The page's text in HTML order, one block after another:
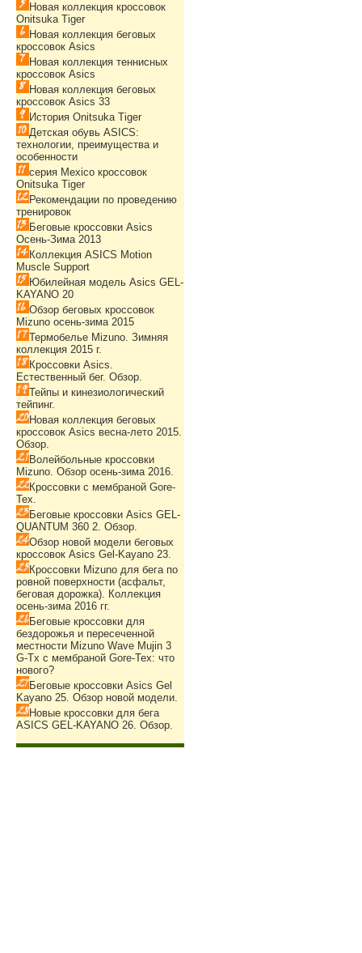
Новая коллекция кроссовок
Onitsuka Tiger
Новая коллекция беговых
кроссовок Asics
Новая коллекция теннисных
кроссовок Asics
Новая коллекция беговых
кроссовок Asics 33
История Onitsuka Tiger
Детская обувь ASICS:
технологии, преимущества и
особенности
серия Mexico кроссовок
Onitsuka Tiger
Рекомендации по проведению
тренировок
Беговые кроссовки Asics
Осень-Зима 2013
Коллекция ASICS Motion
Muscle Support
Юбилейная модель Asics GEL-
KAYANO 20
Обзор беговых кроссовок
Mizuno осень-зима 2015
Термобелье Mizuno. Зимняя
коллекция 2015 г.
Кроссовки Asics.
Естественный бег. Обзор.
Тейпы и кинезиологический
тейпинг.
Новая коллекция беговых
кроссовок Asics весна-лето 2015.
Обзор.
Волейбольные кроссовки
Mizuno. Обзор осень-зима 2016.
Кроссовки с мембраной Gore-
Tex.
Беговые кроссовки Asics GEL-
QUANTUM 360 2. Обзор.
Обзор новой модели беговых
кроссовок Asics Gel-Kayano 23.
Кроссовки Mizuno для бега по
ровной поверхности (асфальт,
беговая дорожка). Коллекция
осень-зима 2016 гг.
Беговые кроссовки для
бездорожья и пересеченной
местности Mizuno Wave Mujin 3
G-Tx с мембраной Gore-Tex: что
нового?
Беговые кроссовки Asics Gel
Kayano 25. Обзор новой модели.
Новые кроссовки для бега
ASICS GEL-KAYANO 26. Обзор.